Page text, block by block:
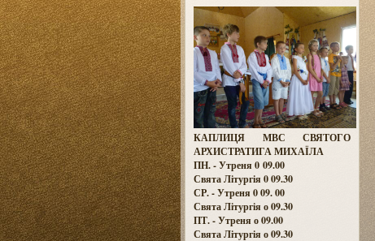
КАПЛИЦЯ МВС СВЯТОГО
АРХИСТРАТИГА МИХАЇЛА
ПН. - Утреня 0 09.00
Свята Літургія 0 09.30
СР. - Утреня 0 09. 00
Свята Літургія о 09.30
ПТ. - Утреня о 09.00
Свята Літургія о 09.30